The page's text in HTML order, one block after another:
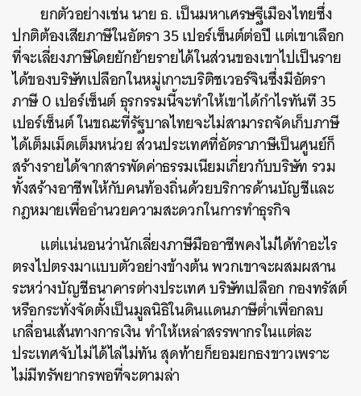
ยกตัวอย่างเช่น นาย ธ. เป็นมหาเศรษฐีเมืองไทยซึ่ง
ปกติต้องเสียภาษีในอัตรา 35 เปอร์เซ็นต์ต่อปี แต่เขาเลือก
ที่จะเลี่ยงภาษีโดยยักย้ายรายได้ในส่วนของเขาไปเป็นราย
ได้ของบริษัทเปลือกในหมู่เกาะบริติชเวอร์จินซึ่งมีอัตรา
ภาษี 0 เปอร์เซ็นต์ ธุรกรรมนี้จะทำให้เขาได้กำไรทันที 35
เปอร์เซ็นต์ ในขณะที่รัฐบาลไทยจะไม่สามารถจัดเก็บภาษี
ได้เต็มเม็ดเต็มหน่วย ส่วนประเทศที่อัตราภาษีเป็นศูนย์ก็
สร้างรายได้จากสารพัดค่าธรรมเนียมเกี่ยวกับบริษัท รวม
ทั้งสร้างอาชีพให้กับคนท้องถิ่นด้วยบริการด้านบัญชีและ
กฎหมายเพื่ออำนวยความสะดวกในการทำธุรกิจ
แต่แน่นอนว่านักเลี่ยงภาษีมืออาชีพคงไม่ได้ทำอะไร
ตรงไปตรงมาแบบตัวอย่างข้างต้น พวกเขาจะผสมผสาน
ระหว่างบัญชีธนาคารต่างประเทศ บริษัทเปลือก กองทรัสต์
หรือกระทั่งจัดตั้งเป็นมูลนิธิในดินแดนภาษีต่ำเพื่อกลบ
เกลื่อนเส้นทางการเงิน ทำให้เหล่าสรรพากรในแต่ละ
ประเทศจับไม่ได้ไล่ไม่ทัน สุดท้ายก็ยอมยกธงขาวเพราะ
ไม่มีทรัพยากรพอที่จะตามล่า